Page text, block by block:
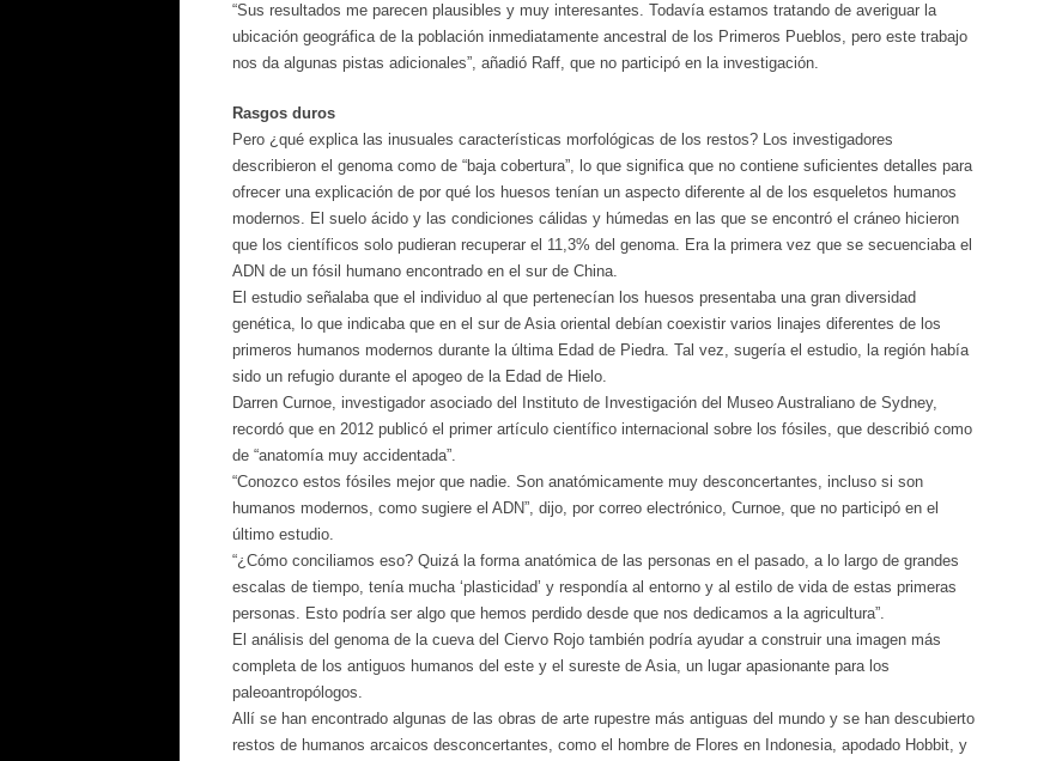
“Sus resultados me parecen plausibles y muy interesantes. Todavía estamos tratando de averiguar la
ubicación geográfica de la población inmediatamente ancestral de los Primeros Pueblos, pero este trabajo
nos da algunas pistas adicionales”, añadió Raff, que no participó en la investigación.
Rasgos duros
Pero ¿qué explica las inusuales características morfológicas de los restos? Los investigadores
describieron el genoma como de “baja cobertura”, lo que significa que no contiene suficientes detalles para
ofrecer una explicación de por qué los huesos tenían un aspecto diferente al de los esqueletos humanos
modernos. El suelo ácido y las condiciones cálidas y húmedas en las que se encontró el cráneo hicieron
que los científicos solo pudieran recuperar el 11,3% del genoma. Era la primera vez que se secuenciaba el
ADN de un fósil humano encontrado en el sur de China.
El estudio señalaba que el individuo al que pertenecían los huesos presentaba una gran diversidad
genética, lo que indicaba que en el sur de Asia oriental debían coexistir varios linajes diferentes de los
primeros humanos modernos durante la última Edad de Piedra. Tal vez, sugería el estudio, la región había
sido un refugio durante el apogeo de la Edad de Hielo.
Darren Curnoe, investigador asociado del Instituto de Investigación del Museo Australiano de Sydney,
recordó que en 2012 publicó el primer artículo científico internacional sobre los fósiles, que describió como
de “anatomía muy accidentada”.
“Conozco estos fósiles mejor que nadie. Son anatómicamente muy desconcertantes, incluso si son
humanos modernos, como sugiere el ADN”, dijo, por correo electrónico, Curnoe, que no participó en el
último estudio.
“¿Cómo conciliamos eso? Quizá la forma anatómica de las personas en el pasado, a lo largo de grandes
escalas de tiempo, tenía mucha ‘plasticidad’ y respondía al entorno y al estilo de vida de estas primeras
personas. Esto podría ser algo que hemos perdido desde que nos dedicamos a la agricultura”.
El análisis del genoma de la cueva del Ciervo Rojo también podría ayudar a construir una imagen más
completa de los antiguos humanos del este y el sureste de Asia, un lugar apasionante para los
paleoantropólogos.
Allí se han encontrado algunas de las obras de arte rupestre más antiguas del mundo y se han descubierto
restos de humanos arcaicos desconcertantes, como el hombre de Flores en Indonesia, apodado Hobbit, y